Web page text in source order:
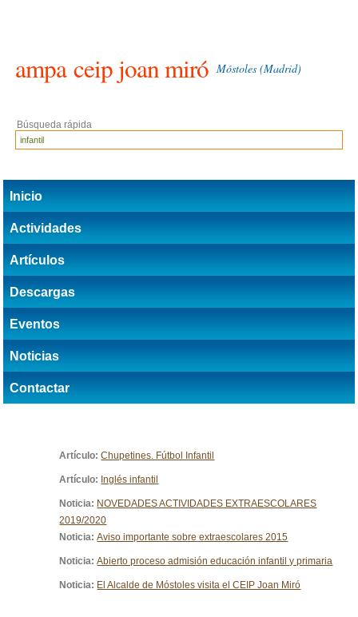
ampaceip joan miró Móstoles (Madrid)
Búsqueda rápida
Inicio
Actividades
Artículos
Descargas
Eventos
Noticias
Contactar
Artículo:Chupetines. Fútbol Infantil
Artículo: Inglés infantil
Noticia: NOVEDADES ACTIVIDADES EXTRAESCOLARES
2019/2020
Noticia:Aviso importante sobre extraescolares 2015
Noticia:Abierto proceso admisión educación infantil y primaria
Noticia: El Alcalde de Móstoles visita el CEIP Joan Miró